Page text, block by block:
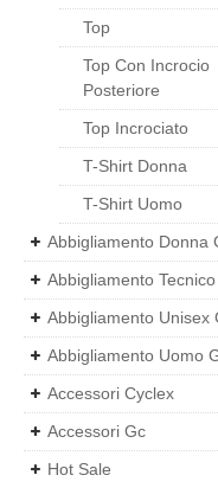
Top
Top Con Incrocio
Posteriore
Top Incrociato
T-Shirt Donna
T-Shirt Uomo
Abbigliamento Donna
Abbigliamento
Abbigliamento Unisex
Abbigliamento Uomo
Accessori Cyclex
Accessori Gc
Hot Sale